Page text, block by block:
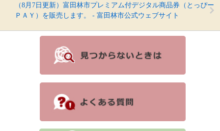
（8月7日更新）富田林市プレミアム付デジタル商品券（とっぴー
ＰＡＹ）を販売します。 - 富田林市公式ウェブサイト